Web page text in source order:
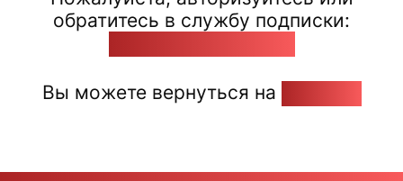
обратитесь в службу подписки:
Вы можете вернуться на